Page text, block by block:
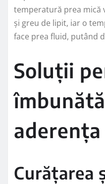
temperatură prea mică
și greu de lipit, iar o
face prea fluid, putând
Soluții
Curățarea